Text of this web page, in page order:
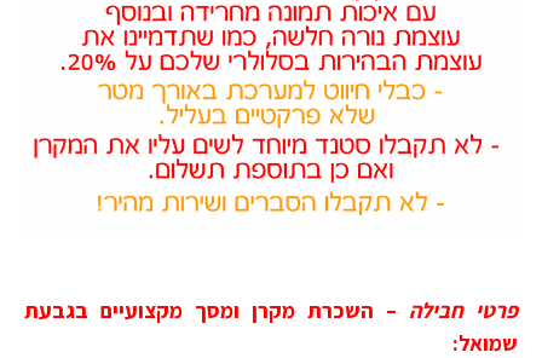
פרטי חבילה – השכרת מקרן ומסך מקצועיים בגבעת
שמואל: